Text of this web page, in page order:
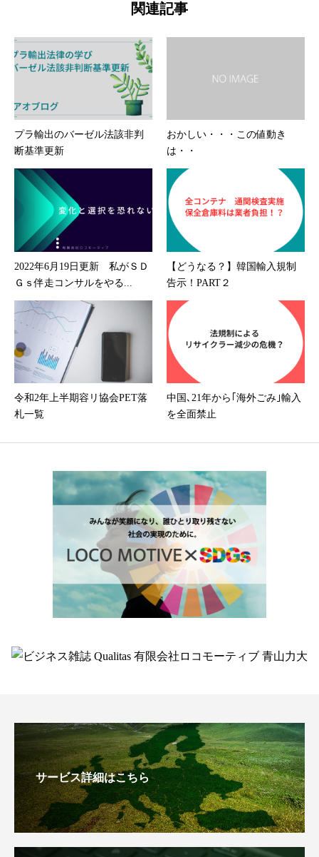
関連記事
プラ輸出のバーゼル法該非判
断基準更新
おかしい・・・この値動き
は・・
2022年6月19日更新 私がＳＤ
Ｇｓ伴走コンサルをやる...
【どうなる？】韓国輸入規制
告示！PART２
令和2年上半期容リ協会PET落
札一覧
中国､21年から｢海外ごみ｣輸入
を全面禁止
サービス詳細はこちら